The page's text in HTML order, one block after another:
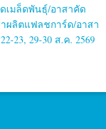
เมล็ดพันธุ์/อาสาคัด
ผลิตแฟลชการ์ด/อาสา
23, 29-30 ส.ค. 2569